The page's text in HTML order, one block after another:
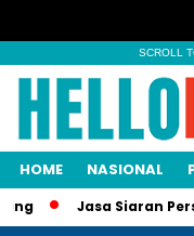
SCROLL
HOME NASIONAL
Jasa Siaran Pers